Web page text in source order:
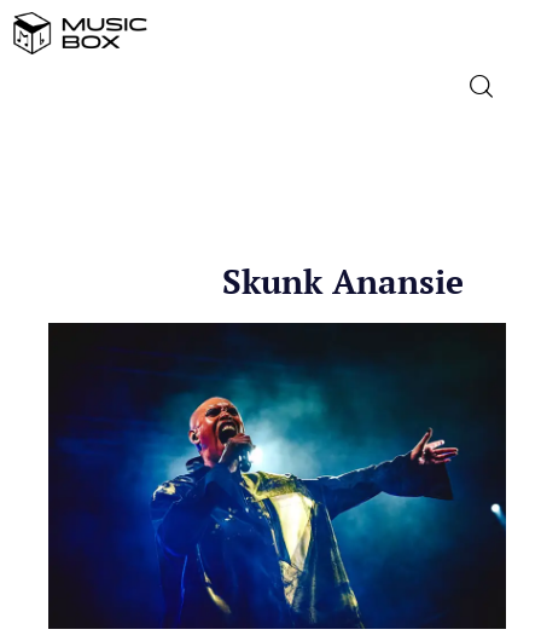
STRANA GLAZBA
MUSIC BOX
Skunk Anansie